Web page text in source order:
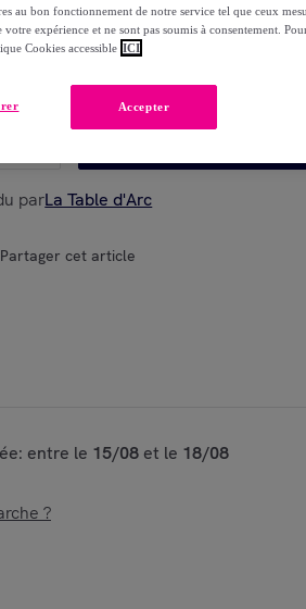
:
parLa Table d'Arc
Partager cet article
entre le 15/08 et le 18/08
?
au bon fonctionnement de notre service tel que ceux
expérience et ne sont pas soumis à consentement.
Cookies accessible ICI
Accepter